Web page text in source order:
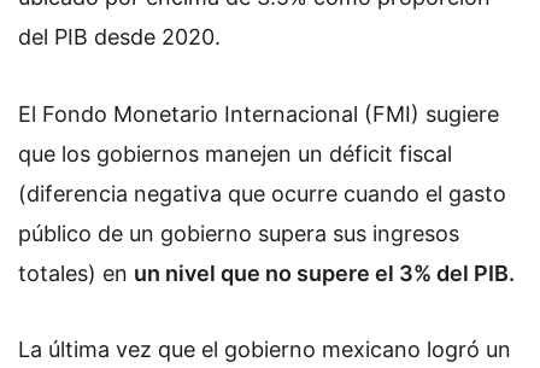
del PIB desde 2020.
El Fondo Monetario Internacional (FMI) sugiere
que los gobiernos manejen un déficit fiscal
(diferencia negativa que ocurre cuando el gasto
público de un gobierno supera sus ingresos
totales) en un nivel que no supere el 3% del PIB.
La última vez que el gobierno mexicano logró un